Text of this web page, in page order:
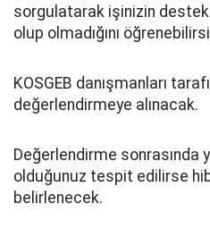
sorgulatarak işinizin
olup olmadığını
KOSGEB danışmanları
değerlendirmeye alınacak.
Değerlendirme sonrasında
olduğunuz tespit edilirse
belirlenecek.